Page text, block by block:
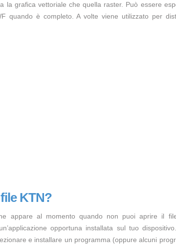
la grafica vettoriale che quella raster. Può essere
quando è completo. A volte viene utilizzato per
KTN?
appare al momento quando non puoi aprire il
opportuna installata sul tuo
e installare un programma (oppure alcuni